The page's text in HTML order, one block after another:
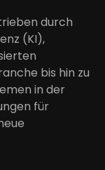
durch
(KI),
bis hin zu
in der
für